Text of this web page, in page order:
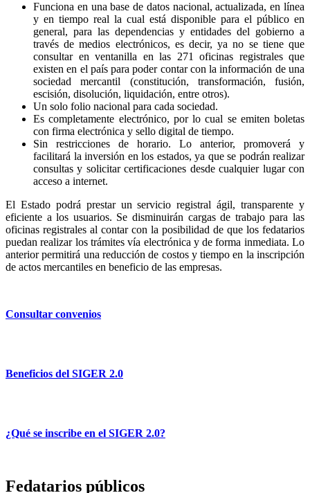
Funciona en una base de datos nacional, actualizada, en línea
y en tiempo real la cual está disponible para el público en
general, para las dependencias y entidades del gobierno a
través de medios electrónicos, es decir, ya no se tiene que
consultar en ventanilla en las 271 oficinas registrales que
existen en el país para poder contar con la información de una
sociedad mercantil (constitución, transformación, fusión,
escisión, disolución, liquidación, entre otros).
Un solo folio nacional para cada sociedad.
Es completamente electrónico, por lo cual se emiten boletas
con firma electrónica y sello digital de tiempo.
Sin restricciones de horario. Lo anterior, promoverá y
facilitará la inversión en los estados, ya que se podrán realizar
consultas y solicitar certificaciones desde cualquier lugar con
acceso a internet.
El Estado podrá prestar un servicio registral ágil, transparente y
eficiente a los usuarios. Se disminuirán cargas de trabajo para las
oficinas registrales al contar con la posibilidad de que los fedatarios
puedan realizar los trámites vía electrónica y de forma inmediata. Lo
anterior permitirá una reducción de costos y tiempo en la inscripción
de actos mercantiles en beneficio de las empresas.
Consultar convenios
Beneficios del SIGER 2.0
¿Qué se inscribe en el SIGER 2.0?
Fedatarios públicos